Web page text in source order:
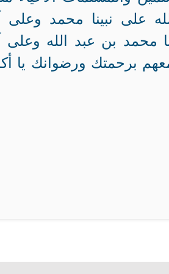
على نبينا محمد وعلى
محمد بن عبد الله وعلى
برحمتك ورضوانك يا